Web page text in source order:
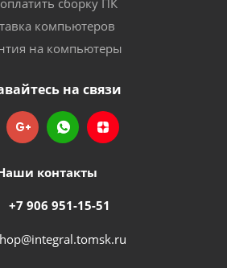
сборку ПК
компьютеров
на компьютеры
на связи
контакты
+7 906 951-15-51